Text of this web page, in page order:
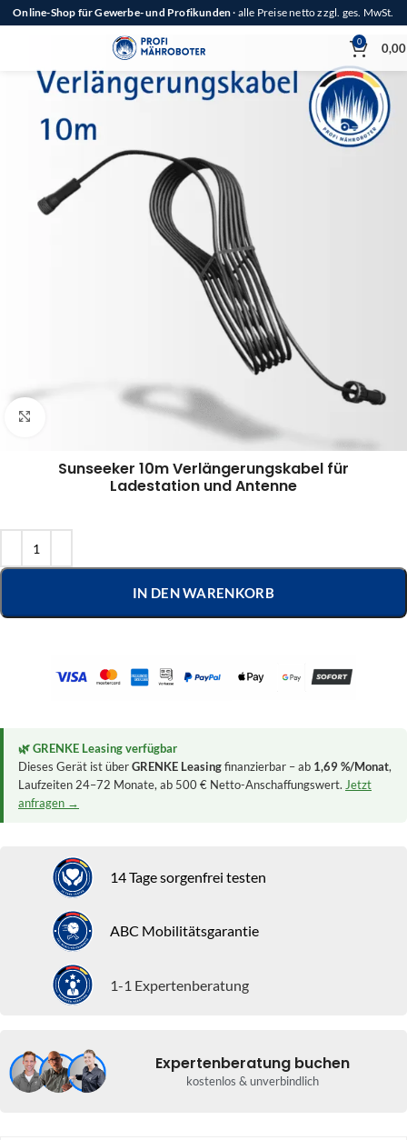
Online-Shop für Gewerbe- und Profikunden· alle Preise netto zzgl. ges. MwSt.
0
Klick zum Vergrößern
Sunseeker 10m Verlängerungskabel für
Ladestation und Antenne
IN DEN WARENKORB
🌿 GRENKE Leasing verfügbar
Dieses Gerät ist überGRENKE Leasingfinanzierbar – ab 1,69 %/Monat,
Laufzeiten 24–72 Monate, ab 500 € Netto-Anschaffungswert. Jetzt
anfragen →
14 Tage sorgenfrei testen
ABC Mobilitätsgarantie
1-1 Expertenberatung
Expertenberatung buchen
kostenlos & unverbindlich